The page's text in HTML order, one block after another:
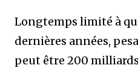
Longtemps limité à
dernières années,
peut être 200 milliards